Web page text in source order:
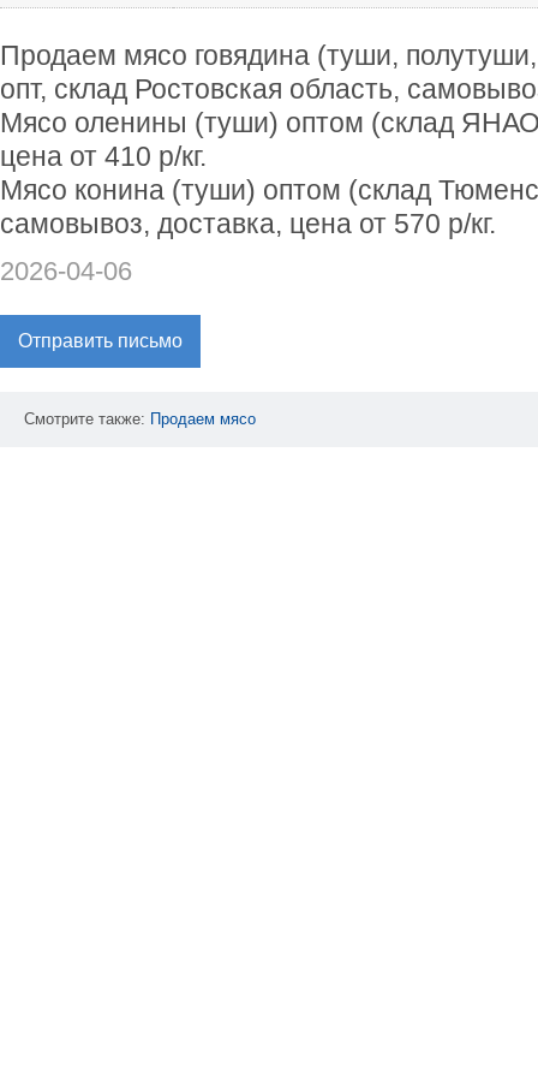
Продаем мясо говядина (туши,
опт, склад Ростовская область,
Мясо оленины (туши) оптом (склад
цена от 410 р/кг.
Мясо конина (туши) оптом (склад
самовывоз, доставка, цена от 570 р/кг.
2026-04-06
Отправить письмо
Смотрите также: Продаем мясо